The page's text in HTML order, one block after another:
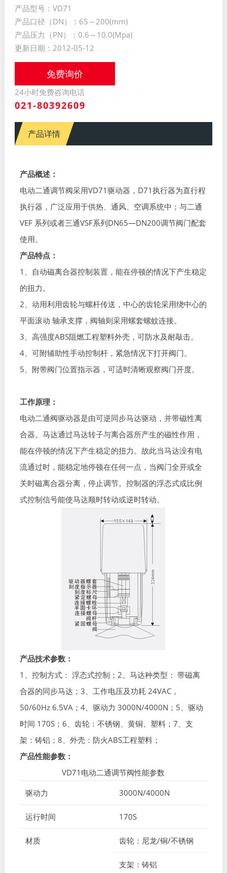
产品型号：VD71
产品口径（DN）：65～200(mm)
产品压力（PN）：0.6～10.0(Mpa)
更新日期：2012-05-12
免费询价
24小时免费咨询电话
021-80392609
产品详情
产品概述：
电动二通调节阀采用VD71驱动器，D71执行器为直行程
执行器，广泛应用于供热、通风、空调系统中；与二通
VEF 系列或者三通VSF系列DN65—DN200调节阀门配套
使用。
产品特点：
1、自动磁离合器控制装置，能在停顿的情况下产生稳定
的扭力。
2、动用利用齿轮与螺杆传送，中心的齿轮采用绕中心的
平面滚动 轴承支撑，阀轴则采用螺套螺蚊连接。
3、高强度ABS阻燃工程塑料外壳，可防水及耐敲击。
4、可附辅助性手动控制杆，紧急情况下打开阀门。
5、附带阀门位置指示器，可适时清晰观察阀门开度。
工作原理：
电动二通阀驱动器是由可逆同步马达驱动，并带磁性离
合器。马达通过马达转子与离合器所产生的磁性作用，
能在停顿的情况下产生稳定的扭力。故此当马达没有电
流通过时，能稳定地停顿在任何一点，当阀门全开或全
关时磁离合器分离，停止调节。控制器的浮态式或比例
式控制信号能使马达顺时转动或逆时转动。
产品技术参数：
1、控制方式： 浮态式控制；2、马达种类型： 带磁离
合器的同步马达；3、工作电压及功耗 24VAC，
50/60Hz 6.5VA；4、驱动力 3000N/4000N；5、驱动
时间 170S；6、齿轮：不锈钢、黄铜、塑料；7、支
架：铸铝；8、外壳：防火ABS工程塑料；
产品性能参数：
VD71电动二通调节阀性能参数
驱动力
3000N/4000N
运行时间 170S
材质 齿轮：尼龙/铜/不锈钢
支架：铸铝